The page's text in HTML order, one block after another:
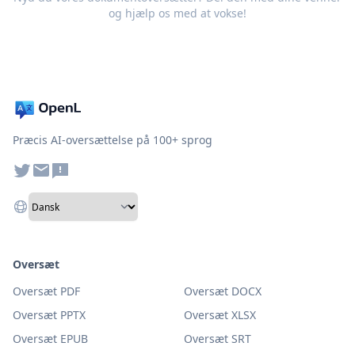
og hjælp os med at vokse!
Præcis AI-oversættelse på 100+ sprog
Oversæt
Oversæt PDF
Oversæt DOCX
Oversæt PPTX
Oversæt XLSX
Oversæt EPUB
Oversæt SRT